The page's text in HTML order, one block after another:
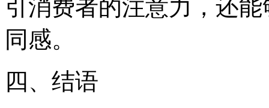
引消费者的注意力，还
同感。
四、结语